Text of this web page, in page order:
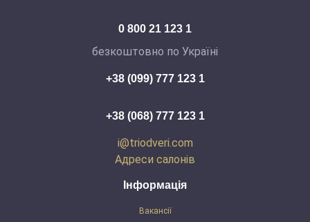
Інформація
Вакансії
0 800 21 123 1
безкоштовно по Україні
+38 (099) 777 123 1
+38 (068) 777 123 1
i@triodveri.com
Адреси салонів